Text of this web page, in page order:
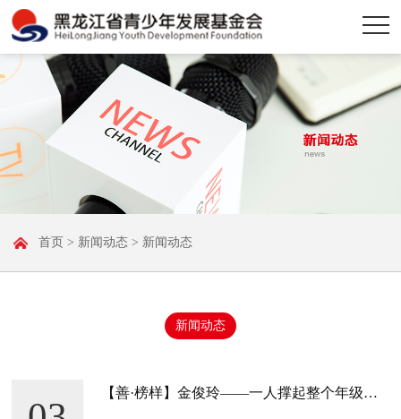
首页 > 新闻动态 > 新闻动态
新闻动态
【善·榜样】金俊玲——一人撑起整个年级，